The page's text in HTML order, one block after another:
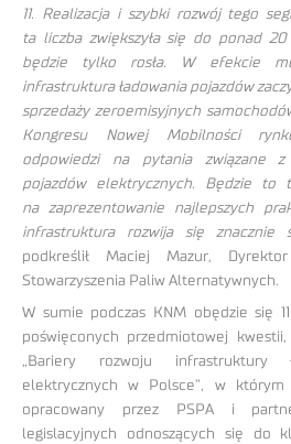
11. Realizacja i szybki rozwój tego
ta liczba zwiększyła się do ponad
będzie tylko rosła. W efekcie
infrastruktura ładowania pojazdów
sprzedaży zeroemisyjnych
Kongresu Nowej Mobilności
odpowiedzi na pytania związane z
pojazdów elektrycznych. Będzie to
na zaprezentowanie najlepszych
infrastruktura rozwija się
podkreślił Maciej Mazur, Dyrektor
Stowarzyszenia Paliw Alternatywnych.
W sumie podczas KNM obędzie się
poświęconych przedmiotowej
„Bariery rozwoju infrastruktury
elektrycznych w Polsce”, w którym
opracowany przez PSPA i
legislacyjnych odnoszących się do